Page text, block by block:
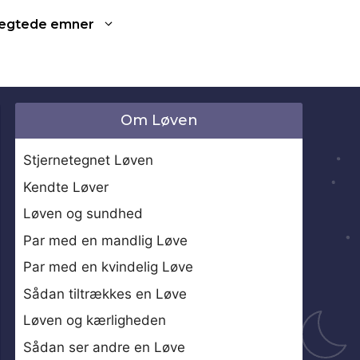
emner
Om Løven
Stjernetegnet Løven
Kendte Løver
Løven og sundhed
Par med en mandlig Løve
Par med en kvindelig Løve
Sådan tiltrækkes en Løve
Løven og kærligheden
Sådan ser andre en Løve